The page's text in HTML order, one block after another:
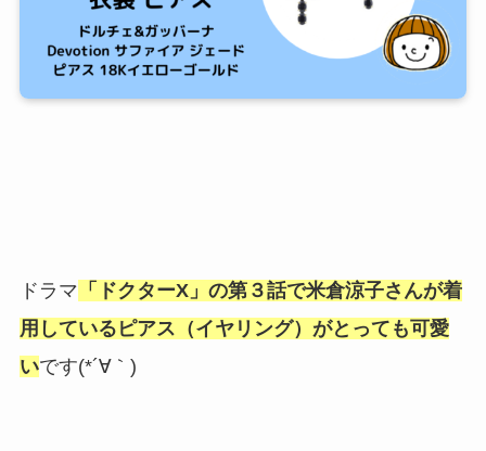
ドラマ 「ドクターX」の第３話で米倉涼子さんが着
用しているピアス（イヤリング）がとっても可愛
いです(*´∀｀)